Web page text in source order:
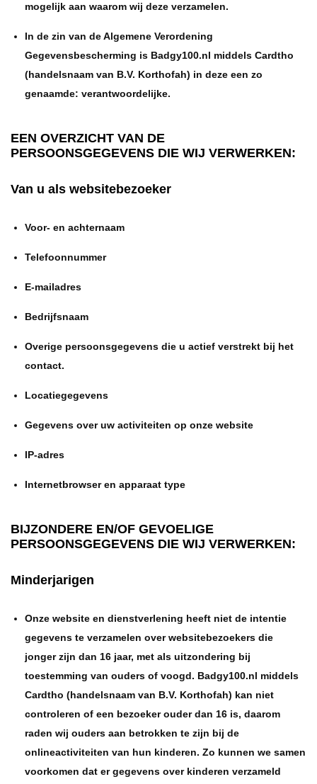
mogelijk aan waarom wij deze verzamelen.
In de zin van de Algemene Verordening
Gegevensbescherming is Badgy100.nl middels Cardtho
(handelsnaam van B.V. Korthofah) in deze een zo
genaamde: verantwoordelijke.
EEN OVERZICHT VAN DE
PERSOONSGEGEVENS DIE WIJ VERWERKEN:
Van u als websitebezoeker
Voor- en achternaam
Telefoonnummer
E-mailadres
Bedrijfsnaam
Overige persoonsgegevens die u actief verstrekt bij het
contact.
Locatiegegevens
Gegevens over uw activiteiten op onze website
IP-adres
Internetbrowser en apparaat type
BIJZONDERE EN/OF GEVOELIGE
PERSOONSGEGEVENS DIE WIJ VERWERKEN:
Minderjarigen
Onze website en dienstverlening heeft niet de intentie
gegevens te verzamelen over websitebezoekers die
jonger zijn dan 16 jaar, met als uitzondering bij
toestemming van ouders of voogd. Badgy100.nl middels
Cardtho (handelsnaam van B.V. Korthofah) kan niet
controleren of een bezoeker ouder dan 16 is, daarom
raden wij ouders aan betrokken te zijn bij de
onlineactiviteiten van hun kinderen. Zo kunnen we samen
voorkomen dat er gegevens over kinderen verzameld